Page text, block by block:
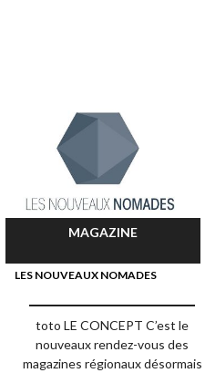
MAGAZINE
LES NOUVEAUX NOMADES
toto LE CONCEPT C’est le
nouveaux rendez-vous des
magazines régionaux désormais